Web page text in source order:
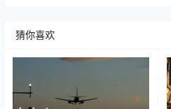
猜你喜欢